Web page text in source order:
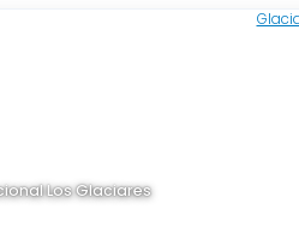
Los Glaciares